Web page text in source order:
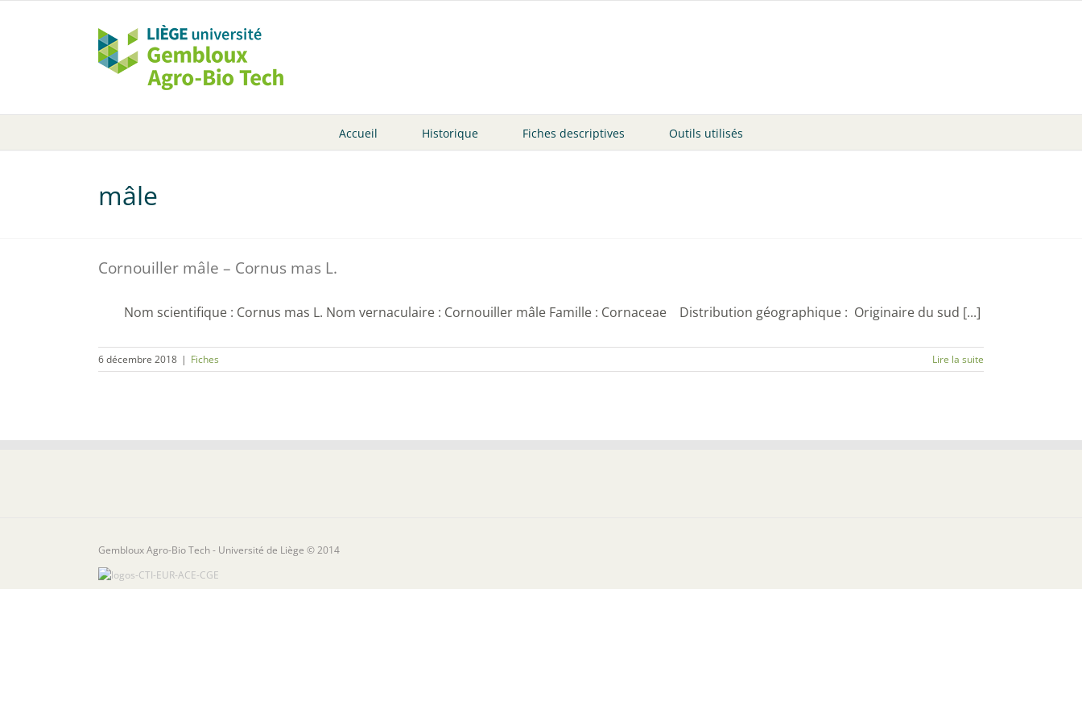
Accueil Historique Fiches descriptives Outils utilisés
mâle
Cornouiller mâle – Cornus mas L.
Nom scientifique : Cornus mas L. Nom vernaculaire : Cornouiller mâle Famille : Cornaceae Distribution géographique : Originaire du sud [...]
6 décembre 2018 | Fiches Lire la suite
Gembloux Agro-Bio Tech - Université de Liège © 2014